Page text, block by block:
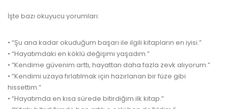
İşte bazı okuyucu yorumları:
• “Şu ana kadar okuduğum başarı ile ilgili kitapların en iyisi.”
• “Hayatımdaki en köklü değişimi yaşadım.”
• “Kendime güvenim arttı, hayattan daha fazla zevk alıyorum.”
• “Kendimi uzaya fırlatılmak için hazırlanan bir füze gibi
hissettim.”
• “Hayatımda en kısa sürede bitirdiğim ilk kitap.”